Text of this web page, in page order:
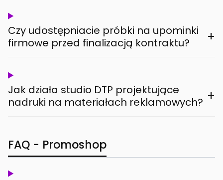
Czy udostępniacie próbki na upominki
firmowe przed finalizacją kontraktu?
+
Jak działa studio DTP projektujące
nadruki na materiałach reklamowych? +
FAQ - Promoshop